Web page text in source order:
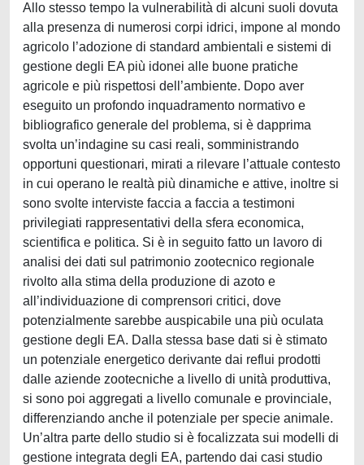
Allo stesso tempo la vulnerabilità di alcuni suoli dovuta
alla presenza di numerosi corpi idrici, impone al mondo
agricolo l’adozione di standard ambientali e sistemi di
gestione degli EA più idonei alle buone pratiche
agricole e più rispettosi dell’ambiente. Dopo aver
eseguito un profondo inquadramento normativo e
bibliografico generale del problema, si è dapprima
svolta un’indagine su casi reali, somministrando
opportuni questionari, mirati a rilevare l’attuale contesto
in cui operano le realtà più dinamiche e attive, inoltre si
sono svolte interviste faccia a faccia a testimoni
privilegiati rappresentativi della sfera economica,
scientifica e politica. Si è in seguito fatto un lavoro di
analisi dei dati sul patrimonio zootecnico regionale
rivolto alla stima della produzione di azoto e
all’individuazione di comprensori critici, dove
potenzialmente sarebbe auspicabile una più oculata
gestione degli EA. Dalla stessa base dati si è stimato
un potenziale energetico derivante dai reflui prodotti
dalle aziende zootecniche a livello di unità produttiva,
si sono poi aggregati a livello comunale e provinciale,
differenziando anche il potenziale per specie animale.
Un’altra parte dello studio si è focalizzata sui modelli di
gestione integrata degli EA, partendo dai casi studio